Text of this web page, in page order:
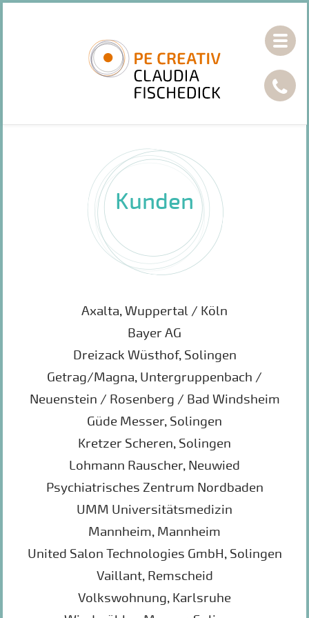
Toggle
Kunden
Axalta, Wuppertal / Köln
Bayer AG
Dreizack Wüsthof, Solingen
Getrag/Magna, Untergruppenbach /
Neuenstein / Rosenberg / Bad Windsheim
Güde Messer, Solingen
Kretzer Scheren, Solingen
Lohmann Rauscher, Neuwied
Psychiatrisches Zentrum Nordbaden
UMM Universitätsmedizin
Mannheim, Mannheim
United Salon Technologies GmbH, Solingen
Vaillant, Remscheid
Volkswohnung, Karlsruhe